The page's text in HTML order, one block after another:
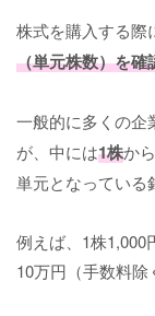
株式を購入する際
（単元株数）を確
一般的に多くの企
が、中には1株か
単元となっている
例えば、1株1,000
10万円（手数料除